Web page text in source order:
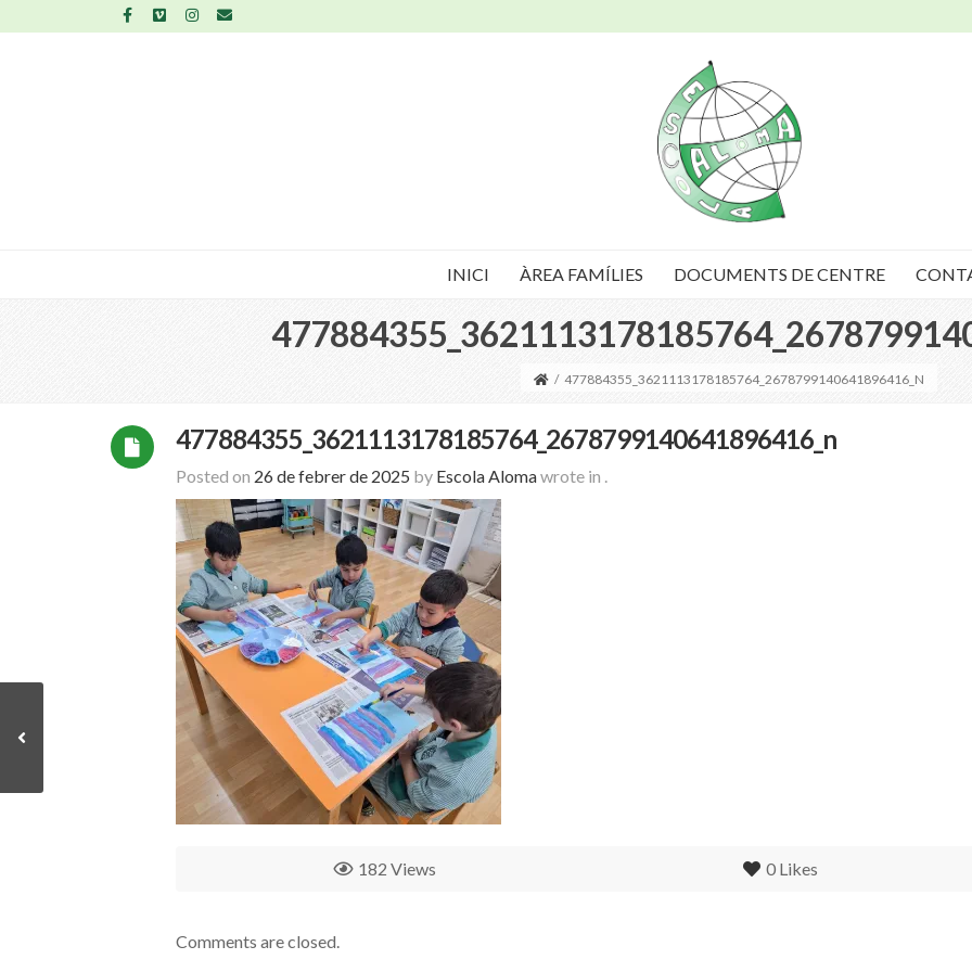
INICI ÀREA FAMÍLIES DOCUMENTS DE CENTRE
/ 477884355_3621113178185764_2678799140641896416_N
477884355_3621113178185764_2678799140641896416_n
Posted on 26 de febrer de 2025 by Escola Alomawrote in .
0 Likes
182 Views
Comments are closed.